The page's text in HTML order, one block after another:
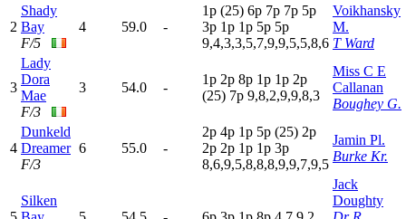
2
Shady
Bay
F/5
4 59.0 -
1p (25) 6p 7p 7p 5p
3p 1p 1p 5p 5p
9,4,3,3,5,7,9,9,5,5,8,6
Voikhansky
M.
T Ward
3
Lady
Dora
Mae
F/3
3 54.0 -
1p 2p 8p 1p 1p 2p
(25) 7p 9,8,2,9,9,8,3
Miss C E
Callanan
Boughey G.
4
Dunkeld
Dreamer
F/3
6 55.0 -
2p 4p 1p 5p (25) 2p
2p 2p 1p 1p 3p
8,6,9,5,8,8,8,9,9,7,9,5
Jamin Pl.
Burke Kr.
Silken
Jack
Doughty